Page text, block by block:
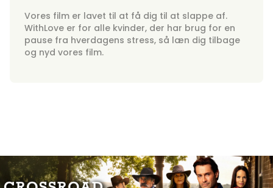
Vores film er lavet til at få dig til at slappe af.
WithLove er for alle kvinder, der har brug for en
pause fra hverdagens stress, så læn dig tilbage
og nyd vores film.